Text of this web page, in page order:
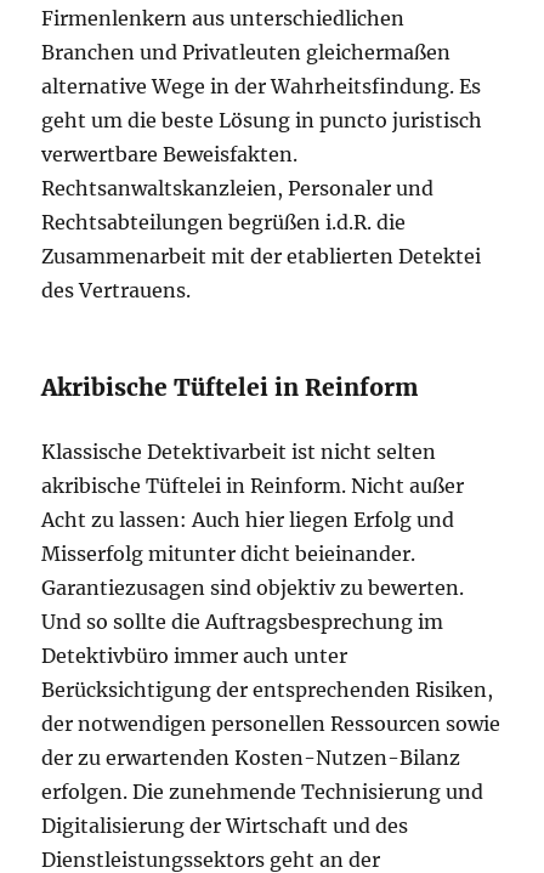
Firmenlenkern aus unterschiedlichen
Branchen und Privatleuten gleichermaßen
alternative Wege in der Wahrheitsfindung. Es
geht um die beste Lösung in puncto juristisch
verwertbare Beweisfakten.
Rechtsanwaltskanzleien, Personaler und
Rechtsabteilungen begrüßen i.d.R. die
Zusammenarbeit mit der etablierten Detektei
des Vertrauens.
Akribische Tüftelei in Reinform
Klassische Detektivarbeit ist nicht selten
akribische Tüftelei in Reinform. Nicht außer
Acht zu lassen: Auch hier liegen Erfolg und
Misserfolg mitunter dicht beieinander.
Garantiezusagen sind objektiv zu bewerten.
Und so sollte die Auftragsbesprechung im
Detektivbüro immer auch unter
Berücksichtigung der entsprechenden Risiken,
der notwendigen personellen Ressourcen sowie
der zu erwartenden Kosten-Nutzen-Bilanz
erfolgen. Die zunehmende Technisierung und
Digitalisierung der Wirtschaft und des
Dienstleistungssektors geht an der